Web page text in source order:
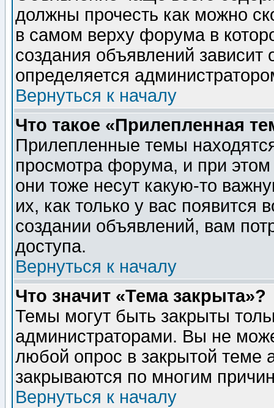
должны прочесть как можно
в самом верху форума в
создания объявлений зависит
определяется
Вернуться к началу
Что такое «Прилепленная
Прилепленные темы
просмотра форума, и при
они тоже несут какую-то
их, как только у вас появится
создании объявлений, вам
доступа.
Вернуться к началу
Что значит «Тема закрыта»?
Темы могут быть закрыты
администраторами. Вы не
любой опрос в закрытой теме
закрываются по многим
Вернуться к началу